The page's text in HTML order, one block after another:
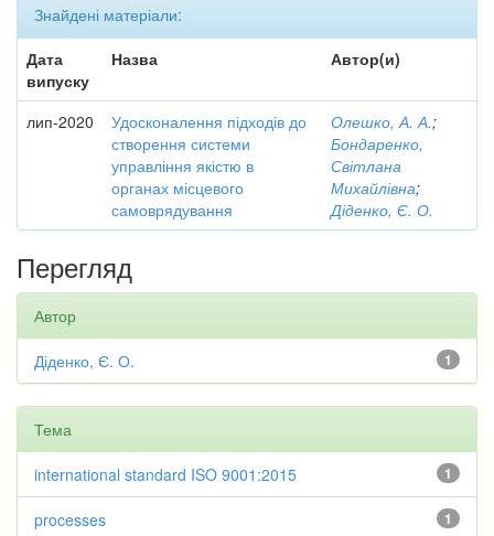
Знайдені матеріали:
Дата
випуску
Назва Автор(и)
лип-2020
Удосконалення підходів до
створення системи
управління якістю в
органах місцевого
самоврядування
Олешко, А. А.;
Бондаренко,
Світлана
Михайлівна;
Діденко, Є. О.
Перегляд
Автор
1
Діденко, Є. О.
Тема
1
international standard ISO 9001:2015
1
processes